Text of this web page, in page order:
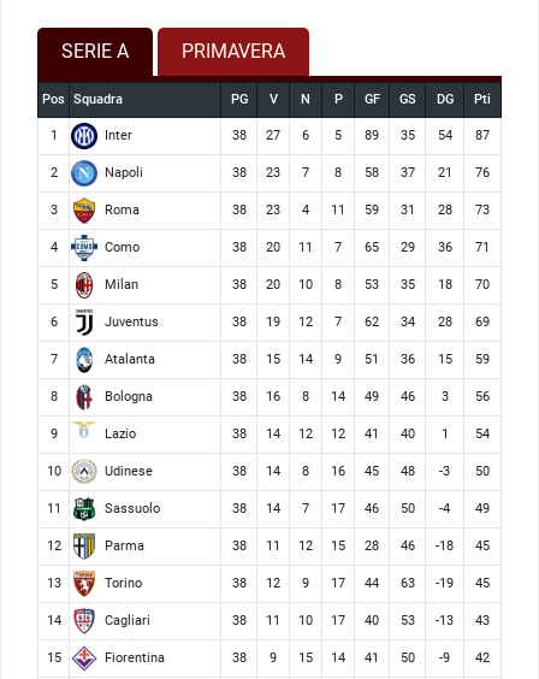
SERIE A PRIMAVERA
Pos Squadra PG V N P GF GS DG Pti
1 Inter 38 27 6 5 89 35 54 87
2 Napoli 38 23 7 8 58 37 21 76
3 Roma 38 23 4 11 59 31 28 73
4 Como 38 20 11 7 65 29 36 71
5 Milan 38 20 10 8 53 35 18 70
6 Juventus 38 19 12 7 62 34 28 69
7 Atalanta 38 15 14 9 51 36 15 59
8 Bologna 38 16 8 14 49 46 3 56
9 Lazio 38 14 12 12 41 40 1 54
10 Udinese 38 14 8 16 45 48 -3 50
11 Sassuolo 38 14 7 17 46 50 -4 49
12 Parma 38 11 12 15 28 46 -18 45
13 Torino 38 12 9 17 44 63 -19 45
14 Cagliari 38 11 10 17 40 53 -13 43
15 Fiorentina 38 9 15 14 41 50 -9 42